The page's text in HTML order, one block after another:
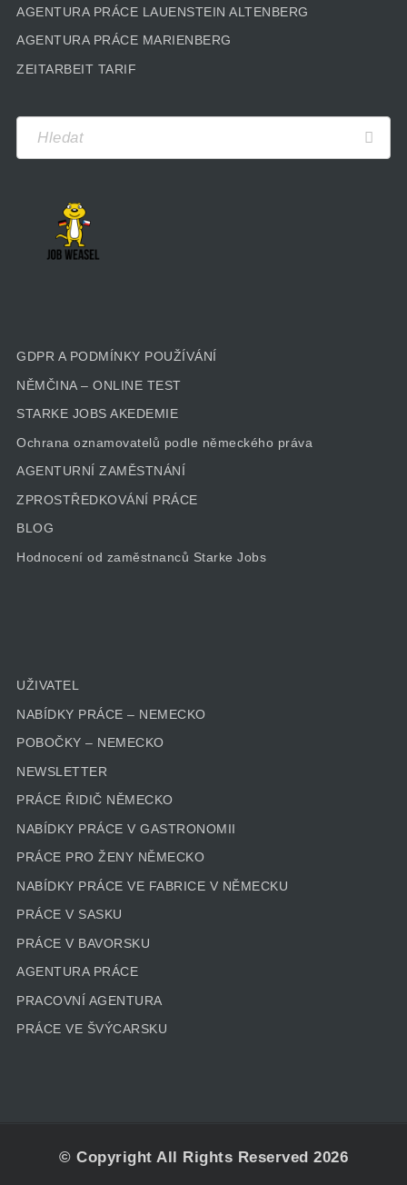
AGENTURA PRÁCE LAUENSTEIN ALTENBERG
AGENTURA PRÁCE MARIENBERG
ZEITARBEIT TARIF
GDPR A PODMÍNKY POUŽÍVÁNÍ
NĚMČINA – ONLINE TEST
STARKE JOBS AKEDEMIE
Ochrana oznamovatelů podle německého práva
AGENTURNÍ ZAMĚSTNÁNÍ
ZPROSTŘEDKOVÁNÍ PRÁCE
BLOG
Hodnocení od zaměstnanců Starke Jobs
UŽIVATEL
NABÍDKY PRÁCE – NEMECKO
POBOČKY – NEMECKO
NEWSLETTER
PRÁCE ŘIDIČ NĚMECKO
NABÍDKY PRÁCE V GASTRONOMII
PRÁCE PRO ŽENY NĚMECKO
NABÍDKY PRÁCE VE FABRICE V NĚMECKU
PRÁCE V SASKU
PRÁCE V BAVORSKU
AGENTURA PRÁCE
PRACOVNÍ AGENTURA
PRÁCE VE ŠVÝCARSKU
© Copyright All Rights Reserved 2026